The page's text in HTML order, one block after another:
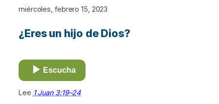
miércoles, febrero 15, 2023
¿Eres un hijo de Dios?
Escucha
Lee 1 Juan 3:19–24